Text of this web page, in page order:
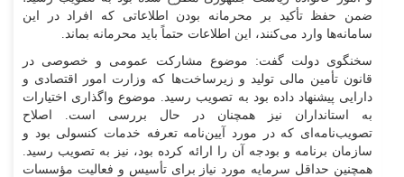
ضمن حفظ تأکید بر محرمانه بودن اطلاعاتی که افراد در این
سامانه‌ها وارد می‌کنند، این اطلاعات حتماً باید محرمانه بماند.
سخنگوی دولت گفت: موضوع مشارکت عمومی و خصوصی در
قانون تأمین مالی تولید و زیرساخت‌ها که وزارت امور اقتصادی و
دارایی پیشنهاد داده بود به تصویب رسید. موضوع واگذاری اختیارات
به استانداران نیز همچنان در حال بررسی است. اصلاح
تصویب‌نامه‌ای که در مورد آیین‌نامه تعرفه خدمات کنسولی بود و
سازمان برنامه و بودجه آن را ارائه کرده بود، نیز به تصویب رسید.
همچنین حداقل سرمایه مورد نیاز برای تأسیس و فعالیت مؤسسات